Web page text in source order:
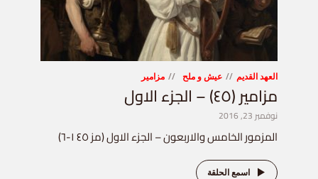
العهد القديم عيش و ملح مزامير
مزامير (٤٥) – الجزء الاول
نوفمبر 23, 2016
المزمور الخامس والاربعون – الجزء الاول (مز ٤٥ ١-٦)
اسمع الحلقة